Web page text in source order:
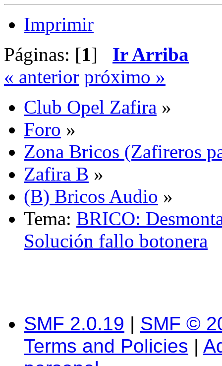
Imprimir
Páginas: [1] Ir Arriba
« anterior próximo »
Club Opel Zafira »
Foro »
Zona Bricos (Zafireros
Zafira B »
(B) Bricos Audio »
Tema: BRICO:
Solución fallo botonera
SMF 2.0.19 | SMF ©
Terms and Policies |